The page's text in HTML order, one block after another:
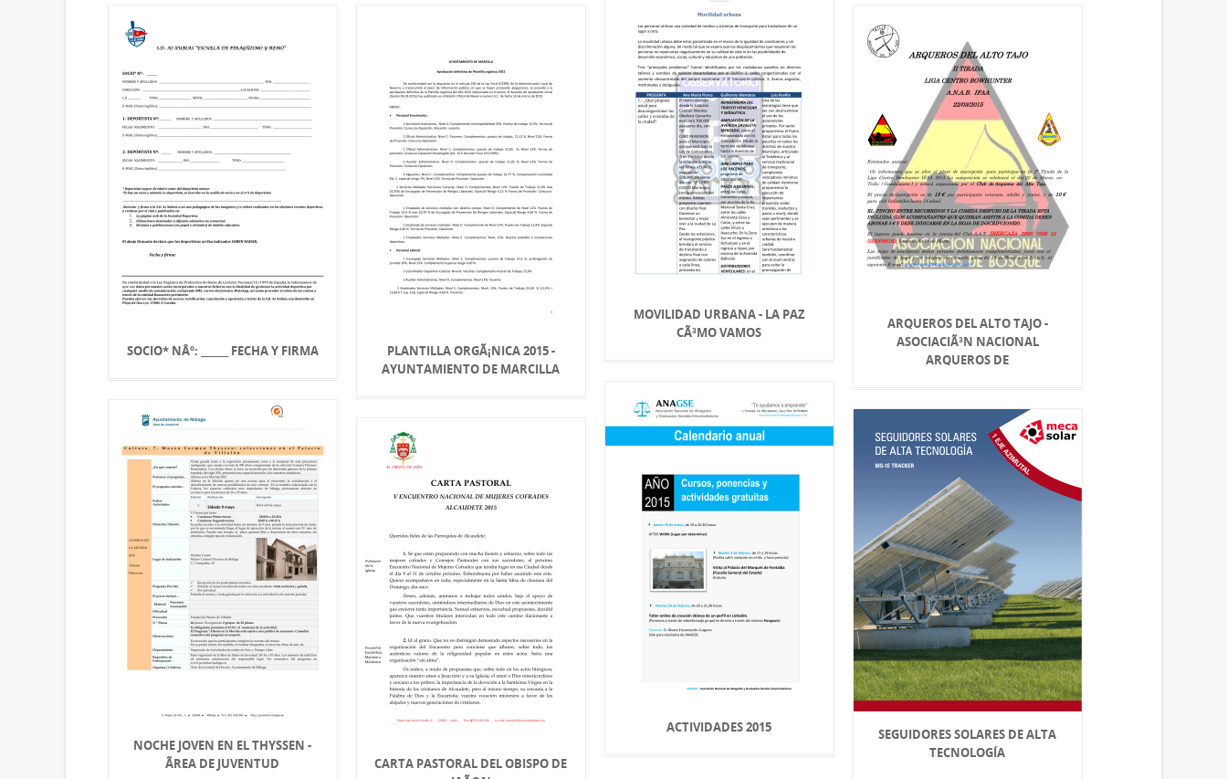
MOVILIDAD URBANA - LA PAZ
CÃ³MO VAMOS
SOCIO* NÂº: ______ FECHA Y FIRMA
PLANTILLA ORGÃ¡NICA 2015 -
AYUNTAMIENTO DE MARCILLA
ARQUEROS DEL ALTO TAJO -
ASOCIACIÃ³N NACIONAL
ARQUEROS DE
ACTIVIDADES 2015
NOCHE JOVEN EN EL THYSSEN -
ÃREA DE JUVENTUD
SEGUIDORES SOLARES DE ALTA
TECNOLOGÍA
CARTA PASTORAL DEL OBISPO DE